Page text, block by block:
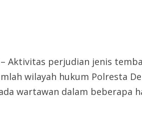
Aktivitas perjudian jenis
wilayah hukum Polresta
wartawan dalam beberapa